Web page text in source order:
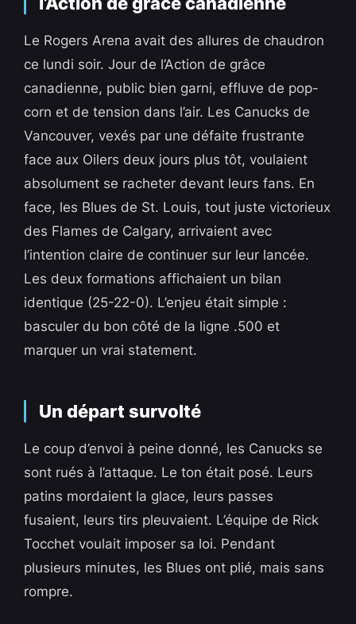
Le Rogers Arena avait des allures de chaudron
ce lundi soir. Jour de l’Action de grâce
canadienne, public bien garni, effluve de pop-
corn et de tension dans l’air. Les Canucks de
Vancouver, vexés par une défaite frustrante
face aux Oilers deux jours plus tôt, voulaient
absolument se racheter devant leurs fans. En
face, les Blues de St. Louis, tout juste victorieux
des Flames de Calgary, arrivaient avec
l’intention claire de continuer sur leur lancée.
Les deux formations affichaient un bilan
identique (25-22-0). L’enjeu était simple :
basculer du bon côté de la ligne .500 et
marquer un vrai statement.
Un départ survolté
Le coup d’envoi à peine donné, les Canucks se
sont rués à l’attaque. Le ton était posé. Leurs
patins mordaient la glace, leurs passes
fusaient, leurs tirs pleuvaient. L’équipe de Rick
Tocchet voulait imposer sa loi. Pendant
plusieurs minutes, les Blues ont plié, mais sans
rompre.